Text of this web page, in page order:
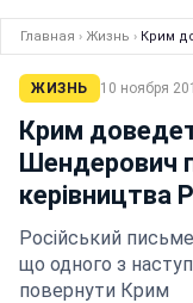
Главная › Жизнь › Крим
ЖИЗНЬ 10 ноября
Крим
Шендерович
керівництва
Російський
що одного з
повернути Крим